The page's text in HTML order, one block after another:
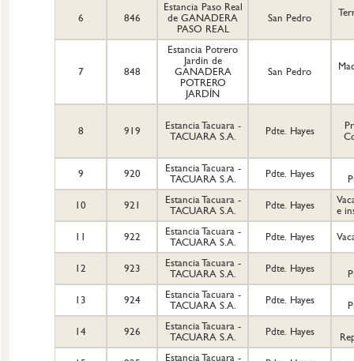
6 846
Estancia Paso Real
de GANADERA
PASO REAL
San Pedro
7 848
Estancia Potrero
Jardín de
GANADERA
POTRERO
JARDÍN
San Pedro
8 919
Estancia Tacuara -
TACUARA S.A.
Pdte. Hayes
9 920
Estancia Tacuara -
TACUARA S.A.
Pdte. Hayes
10 921
Estancia Tacuara -
TACUARA S.A.
Pdte. Hayes
e
11 922
Estancia Tacuara -
TACUARA S.A.
Pdte. Hayes
12 923
Estancia Tacuara -
TACUARA S.A.
Pdte. Hayes
13 924
Estancia Tacuara -
TACUARA S.A.
Pdte. Hayes
14 926
Estancia Tacuara -
TACUARA S.A.
Pdte. Hayes
Estancia Tacuara -